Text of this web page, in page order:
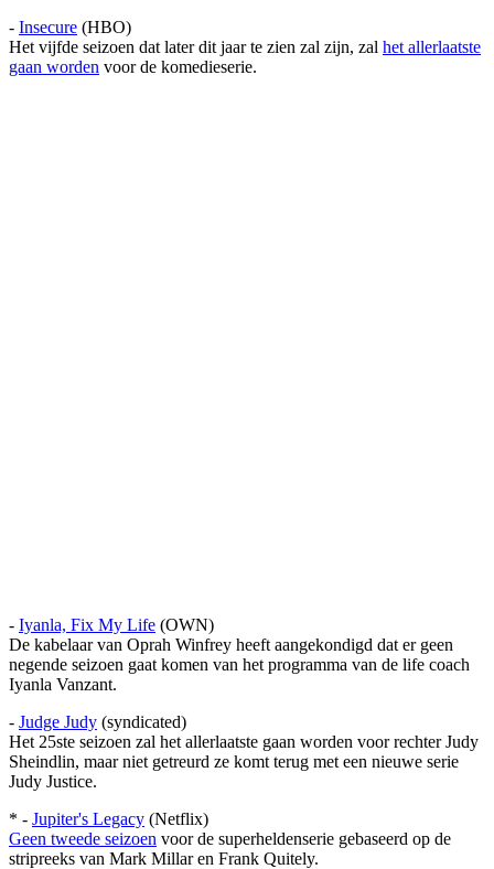
- Insecure (HBO)
Het vijfde seizoen dat later dit jaar te zien zal zijn, zal het allerlaatste
gaan worden voor de komedieserie.
- Iyanla, Fix My Life (OWN)
De kabelaar van Oprah Winfrey heeft aangekondigd dat er geen
negende seizoen gaat komen van het programma van de life coach
Iyanla Vanzant.
- Judge Judy (syndicated)
Het 25ste seizoen zal het allerlaatste gaan worden voor rechter Judy
Sheindlin, maar niet getreurd ze komt terug met een nieuwe serie
Judy Justice.
* - Jupiter's Legacy (Netflix)
Geen tweede seizoen voor de superheldenserie gebaseerd op de
stripreeks van Mark Millar en Frank Quitely.